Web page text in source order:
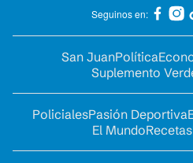
Seguinos en:
San JuanPolítica
Suplemento
PolicialesPasión Deportiva
El MundoRecetas